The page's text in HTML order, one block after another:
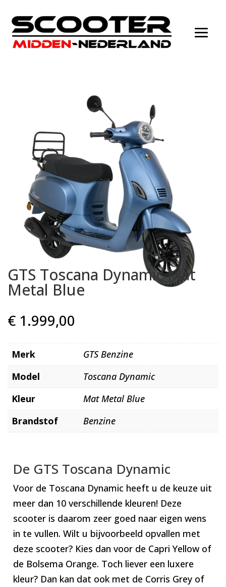
GTS Toscana Dynamic Mat
Metal Blue
€ 1.999,00
Merk
GTS Benzine
Model
Toscana Dynamic
Kleur
Mat Metal Blue
Brandstof
Benzine
De GTS Toscana Dynamic
Voor de Toscana Dynamic heeft u de keuze uit
meer dan 10 verschillende kleuren! Deze
scooter is daarom zeer goed naar eigen wens
in te vullen. Wilt u bijvoorbeeld opvallen met
deze scooter? Kies dan voor de Capri Yellow of
de Bolsema Orange. Toch liever een luxere
kleur? Dan kan dat ook met de Corris Grey of